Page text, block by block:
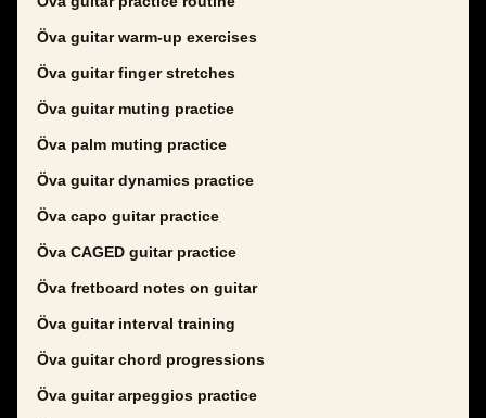
Öva guitar warm-up exercises
Öva guitar finger stretches
Öva guitar muting practice
Öva palm muting practice
Öva guitar dynamics practice
Öva capo guitar practice
Öva CAGED guitar practice
Öva fretboard notes on guitar
Öva guitar interval training
Öva guitar chord progressions
Öva guitar arpeggios practice